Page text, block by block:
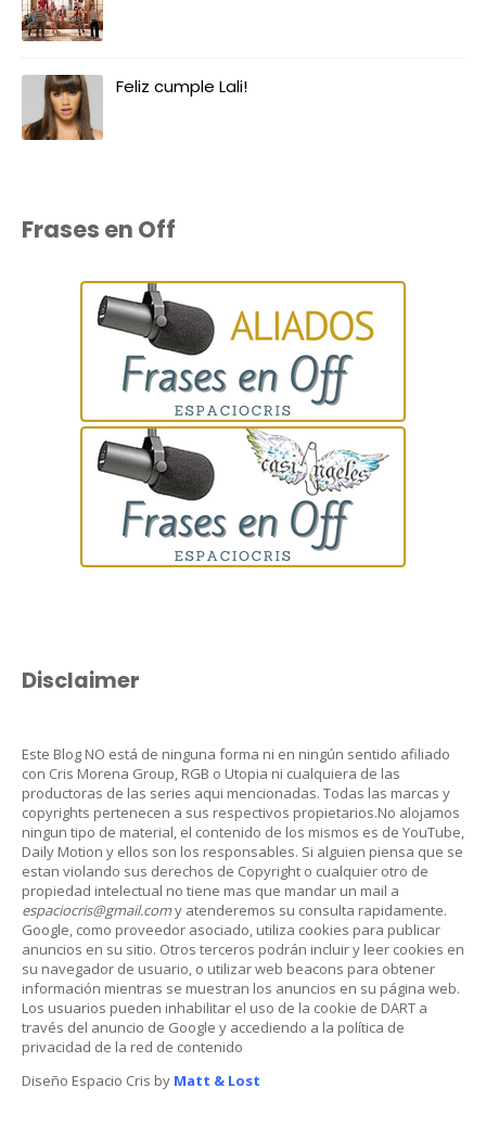
Feliz cumple Lali!
Frases en Off
Disclaimer
Este Blog NO está de ninguna forma ni en ningún sentido afiliado
con Cris Morena Group, RGB o Utopia ni cualquiera de las
productoras de las series aqui mencionadas. Todas las marcas y
copyrights pertenecen a sus respectivos propietarios.No alojamos
ningun tipo de material, el contenido de los mismos es de YouTube,
Daily Motion y ellos son los responsables. Si alguien piensa que se
estan violando sus derechos de Copyright o cualquier otro de
propiedad intelectual no tiene mas que mandar un mail a
espaciocris@gmail.comy atenderemos su consulta rapidamente.
Google, como proveedor asociado, utiliza cookies para publicar
anuncios en su sitio. Otros terceros podrán incluir y leer cookies en
su navegador de usuario, o utilizar web beacons para obtener
información mientras se muestran los anuncios en su página web.
Los usuarios pueden inhabilitar el uso de la cookie de DART a
través del anuncio de Google y accediendo a la política de
privacidad de la red de contenido
Diseño Espacio Cris by Matt & Lost